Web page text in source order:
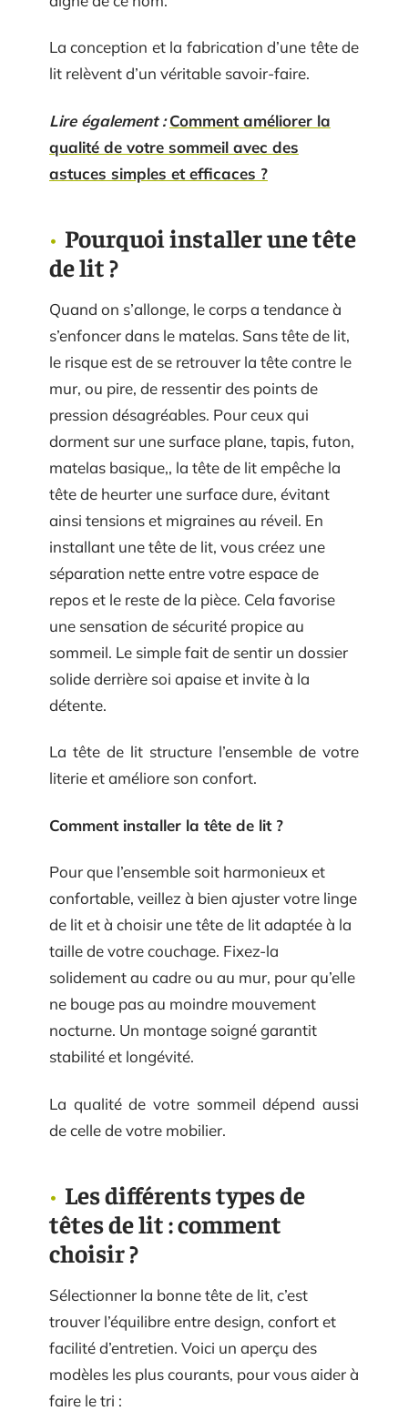
La conception et la fabrication d’une tête de
lit relèvent d’un véritable savoir-faire.
Lire également : Comment améliorer la
qualité de votre sommeil avec des
astuces simples et efficaces ?
Pourquoi installer une tête
de lit ?
Quand on s’allonge, le corps a tendance à
s’enfoncer dans le matelas. Sans tête de lit,
le risque est de se retrouver la tête contre le
mur, ou pire, de ressentir des points de
pression désagréables. Pour ceux qui
dorment sur une surface plane, tapis, futon,
matelas basique,, la tête de lit empêche la
tête de heurter une surface dure, évitant
ainsi tensions et migraines au réveil. En
installant une tête de lit, vous créez une
séparation nette entre votre espace de
repos et le reste de la pièce. Cela favorise
une sensation de sécurité propice au
sommeil. Le simple fait de sentir un dossier
solide derrière soi apaise et invite à la
détente.
La tête de lit structure l’ensemble de votre
literie et améliore son confort.
Comment installer la tête de lit ?
Pour que l’ensemble soit harmonieux et
confortable, veillez à bien ajuster votre linge
de lit et à choisir une tête de lit adaptée à la
taille de votre couchage. Fixez-la
solidement au cadre ou au mur, pour qu’elle
ne bouge pas au moindre mouvement
nocturne. Un montage soigné garantit
stabilité et longévité.
La qualité de votre sommeil dépend aussi
de celle de votre mobilier.
Les différents types de
têtes de lit : comment
choisir ?
Sélectionner la bonne tête de lit, c’est
trouver l’équilibre entre design, confort et
facilité d’entretien. Voici un aperçu des
modèles les plus courants, pour vous aider à
faire le tri :